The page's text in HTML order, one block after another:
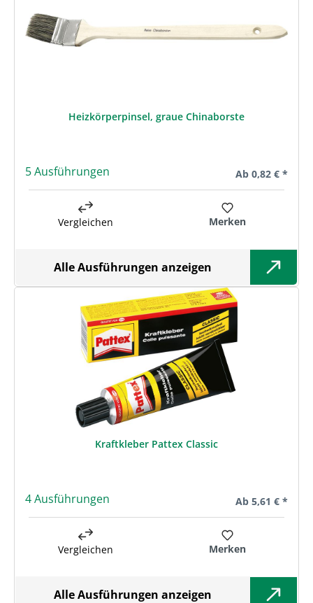
Heizkörperpinsel, graue Chinaborste
5 Ausführungen Regulärer Preis:
Ab 0,82 € *
Vergleichen Merken
Alle Ausführungen anzeigen
Kraftkleber Pattex Classic
4 Ausführungen Regulärer Preis:
Ab 5,61 € *
Vergleichen Merken
Alle Ausführungen anzeigen